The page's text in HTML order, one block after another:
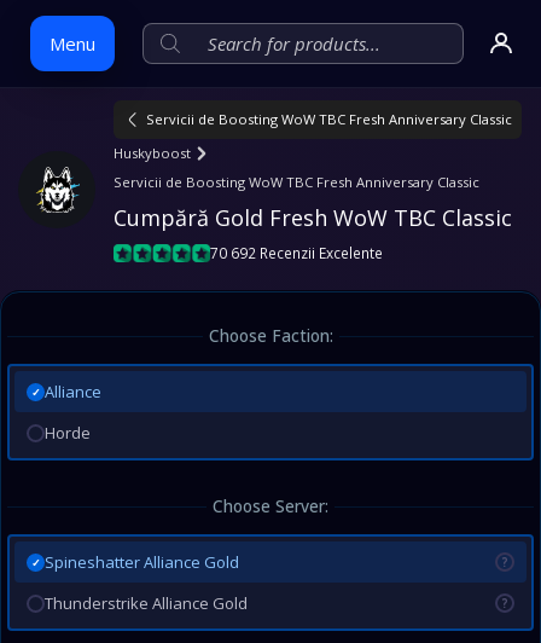
Menu
content
Servicii de Boosting WoW TBC Fresh Anniversary Classic
Huskyboost
Servicii de Boosting WoW TBC Fresh Anniversary Classic
Cumpără Gold Fresh WoW TBC Classic
70 692 Recenzii Excelente
Choose Faction:
✓ Alliance
Horde
Choose Server:
✓ Spineshatter Alliance Gold ?
Thunderstrike Alliance Gold ?